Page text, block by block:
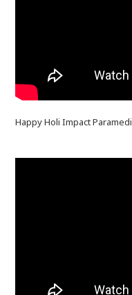
Happy Holi Impact